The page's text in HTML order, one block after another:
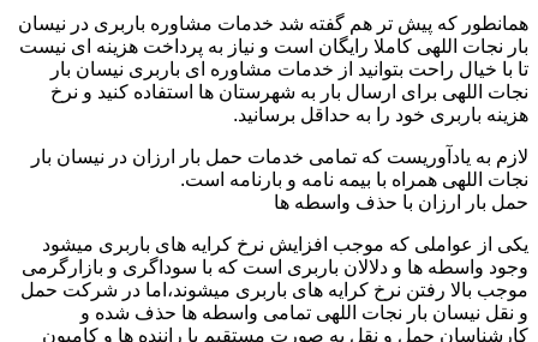
همانطور که پیش تر هم گفته شد خدمات مشاوره باربری در نیسان
بار نجات اللهی کاملا رایگان است و نیاز به پرداخت هزینه ای نیست
تا با خیال راحت بتوانید از خدمات مشاوره ای باربری نیسان بار
نجات اللهی برای ارسال بار به شهرستان ها استفاده کنید و نرخ
هزینه باربری خود را به حداقل برسانید.
لازم به یادآوریست که تمامی خدمات حمل بار ارزان در نیسان بار
نجات اللهی همراه با بیمه نامه و بارنامه است.
حمل بار ارزان با حذف واسطه ها
یکی از عواملی که موجب افزایش نرخ کرایه های باربری میشود
وجود واسطه ها و دلالان باربری است که با سوداگری و بازارگرمی
موجب بالا رفتن نرخ کرایه های باربری میشوند،اما در شرکت حمل
و نقل نیسان بار نجات اللهی تمامی واسطه ها حذف شده و
کارشناسان حمل و نقل به صورت مستقیم با راننده ها و کامیون